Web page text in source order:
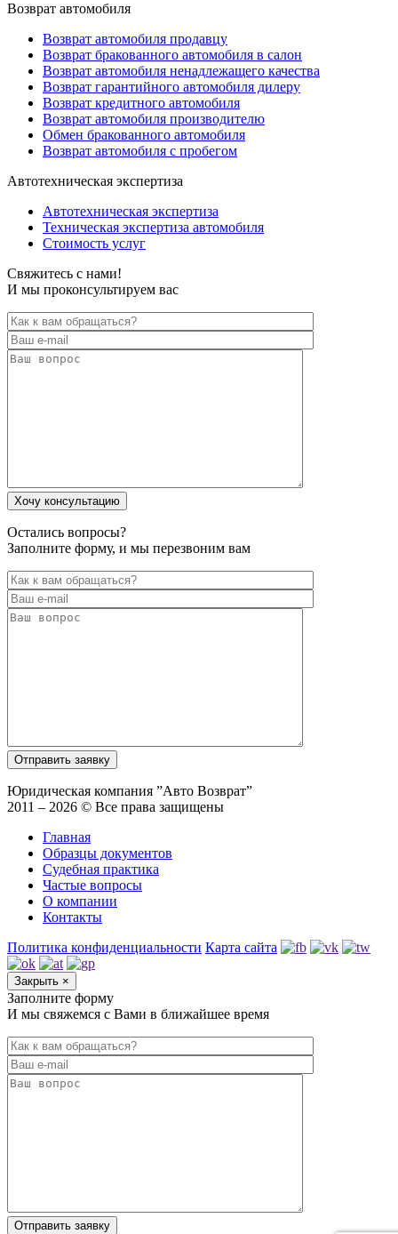
Возврат автомобиля
Возврат автомобиля продавцу
Возврат бракованного автомобиля в салон
Возврат автомобиля ненадлежащего качества
Возврат гарантийного автомобиля дилеру
Возврат кредитного автомобиля
Возврат автомобиля производителю
Обмен бракованного автомобиля
Возврат автомобиля с пробегом
Автотехническая экспертиза
Автотехническая экспертиза
Техническая экспертиза автомобиля
Стоимость услуг
Свяжитесь с нами!
И мы проконсультируем вас
Остались вопросы?
Заполните форму, и мы перезвоним вам
Юридическая компания ”Авто Возврат”
2011 – 2026 © Все права защищены
Главная
Образцы документов
Судебная практика
Частые вопросы
О компании
Контакты
Политика конфиденциальности Карта сайта
Закрыть ×
Заполните форму
И мы свяжемся с Вами в ближайшее время